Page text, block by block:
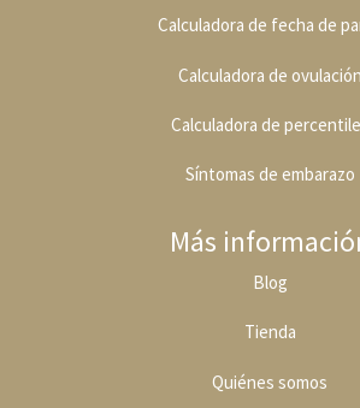
Calculadora de fecha de
Calculadora de ovulación
Calculadora de
Síntomas de embarazo
Más
Blog
Tienda
Quiénes somos